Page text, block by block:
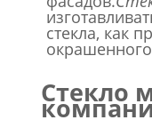
стекла, как
Стекло